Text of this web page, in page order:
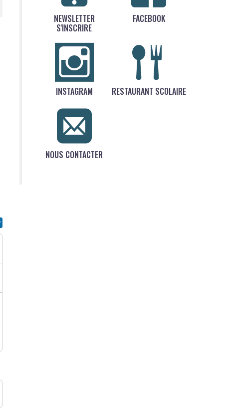
NEWSLETTER
S'INSCRIRE
FACEBOOK
INSTAGRAM RESTAURANT SCOLAIRE
NOUS CONTACTER